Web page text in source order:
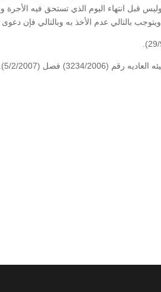
قبل انتهاء اليوم الذي تستحق فيه الأجرة
بالتالي عدم الأخذ به وبالتالي فإن
2006) فصل (5/2/2007).